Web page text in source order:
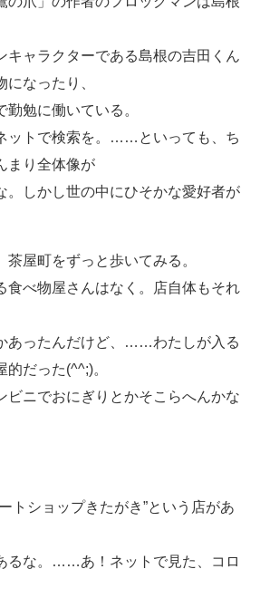
キャラクターである島根の吉田くん
なったり、
勉に働いている。
ットで検索を。……といっても、ち
まり全体像が
。しかし世の中にひそかな愛好者が
茶屋町をずっと歩いてみる。
食べ物屋さんはなく。店自体もそれ
あったんだけど、……わたしが入る
だった(^^;)。
ビニでおにぎりとかそこらへんかな
トショップきたがき”という店があ
るな。……あ！ネットで見た、コロ